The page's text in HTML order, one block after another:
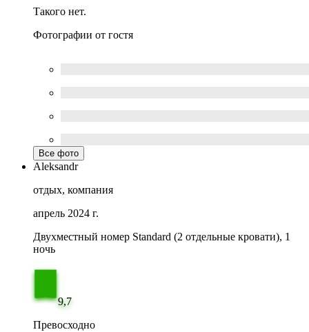
Такого нет.
Фотографии от гостя
Все фото
Aleksandr
отдых, компания
апрель 2024 г.
Двухместный номер Standard (2 отдельные кровати), 1
ночь
9,7
Превосходно